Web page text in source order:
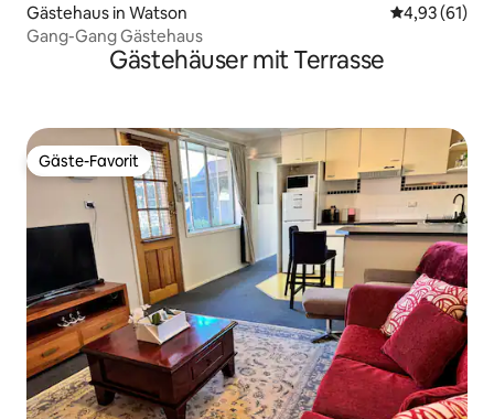
Gästehaus in Watson
4,93 (61)
Gang-Gang Gästehaus
Gästehäuser mit Terrasse
Gäste-Favorit
Gäste-Favorit